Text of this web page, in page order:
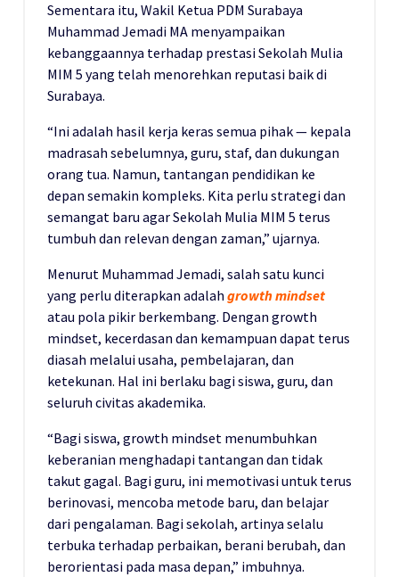
Sementara itu, Wakil Ketua PDM Surabaya
Muhammad Jemadi MA menyampaikan
kebanggaannya terhadap prestasi Sekolah Mulia
MIM 5 yang telah menorehkan reputasi baik di
Surabaya.
“Ini adalah hasil kerja keras semua pihak — kepala
madrasah sebelumnya, guru, staf, dan dukungan
orang tua. Namun, tantangan pendidikan ke
depan semakin kompleks. Kita perlu strategi dan
semangat baru agar Sekolah Mulia MIM 5 terus
tumbuh dan relevan dengan zaman,” ujarnya.
Menurut Muhammad Jemadi, salah satu kunci
yang perlu diterapkan adalah growth mindset
atau pola pikir berkembang. Dengan growth
mindset, kecerdasan dan kemampuan dapat terus
diasah melalui usaha, pembelajaran, dan
ketekunan. Hal ini berlaku bagi siswa, guru, dan
seluruh civitas akademika.
“Bagi siswa, growth mindset menumbuhkan
keberanian menghadapi tantangan dan tidak
takut gagal. Bagi guru, ini memotivasi untuk terus
berinovasi, mencoba metode baru, dan belajar
dari pengalaman. Bagi sekolah, artinya selalu
terbuka terhadap perbaikan, berani berubah, dan
berorientasi pada masa depan,” imbuhnya.